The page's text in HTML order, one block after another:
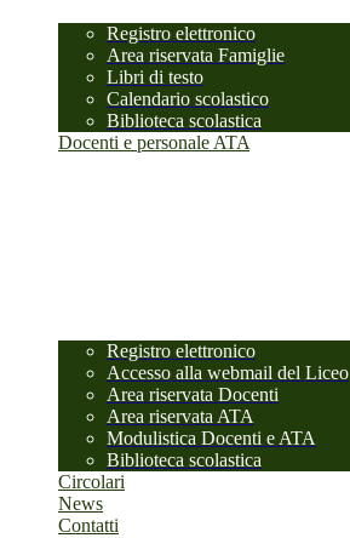
Registro elettronico
Area riservata Famiglie
Libri di testo
Calendario scolastico
Biblioteca scolastica
Docenti e personale ATA
Registro elettronico
Accesso alla webmail del Liceo
Area riservata Docenti
Area riservata ATA
Modulistica Docenti e ATA
Biblioteca scolastica
Circolari
News
Contatti